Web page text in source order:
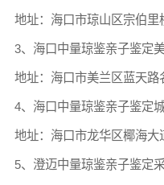
地址：海口市琼山区宗伯里
3、海口中量琼鉴亲子鉴定
地址：海口市美兰区蓝天路
4、海口中量琼鉴亲子鉴定
地址：海口市龙华区椰海大
5、澄迈中量琼鉴亲子鉴定